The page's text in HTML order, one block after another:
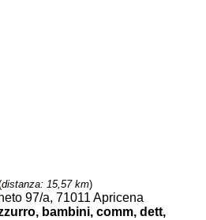
distanza: 15,57 km)
97/a, 71011 Apricena
bambini, comm, dett,